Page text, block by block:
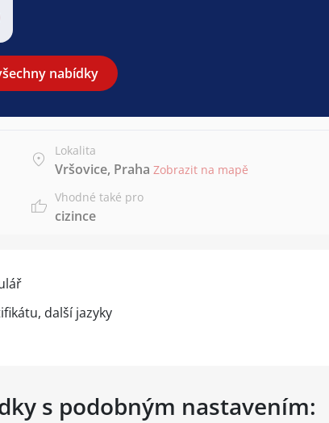
nabídky
Lokalita
Vršovice, Praha Zobrazit na mapě
Vhodné také pro
cizince
další jazyky
s podobným nastavením: